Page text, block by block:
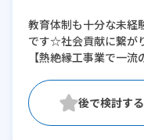
教育体制も十分な未経
です☆社会貢献に繋が
【熱絶縁工事業で一流